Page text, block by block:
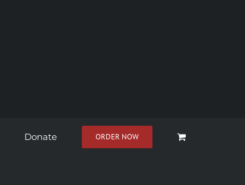
Donate ORDER NOW